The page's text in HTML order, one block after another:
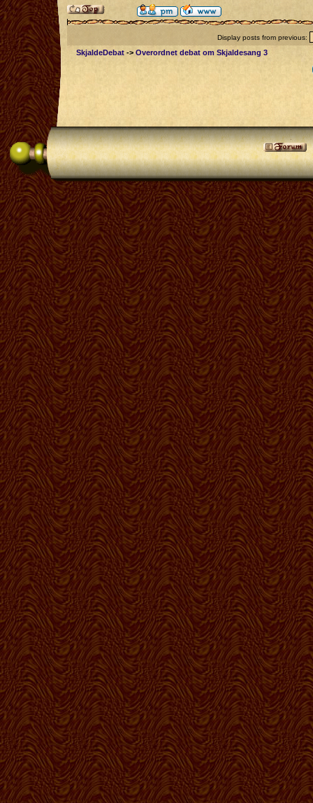
Display posts from previous:
SkjaldeDebat -> Overordnet debat om Skjaldesang 3